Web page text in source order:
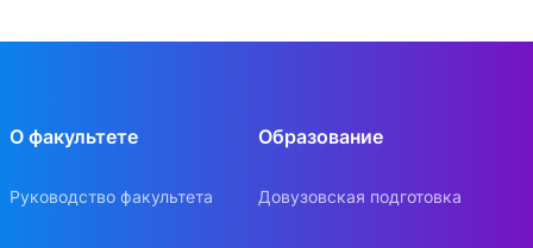
О факультете
Руководство факультета
Образование
Довузовская подготовка